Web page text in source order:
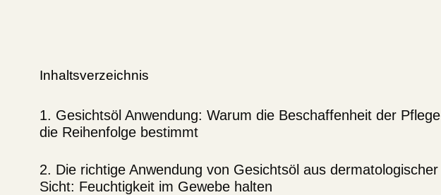
Inhaltsverzeichnis
1. Gesichtsöl Anwendung: Warum die Beschaffenheit der Pflege
die Reihenfolge bestimmt
2. Die richtige Anwendung von Gesichtsöl aus dermatologischer
Sicht: Feuchtigkeit im Gewebe halten